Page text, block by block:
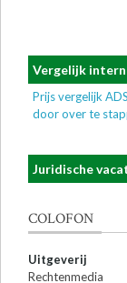
Vergelijk
Prijs vergelijk
door over te
Juridische
COLOFON
Uitgeverij
Rechtenmedia